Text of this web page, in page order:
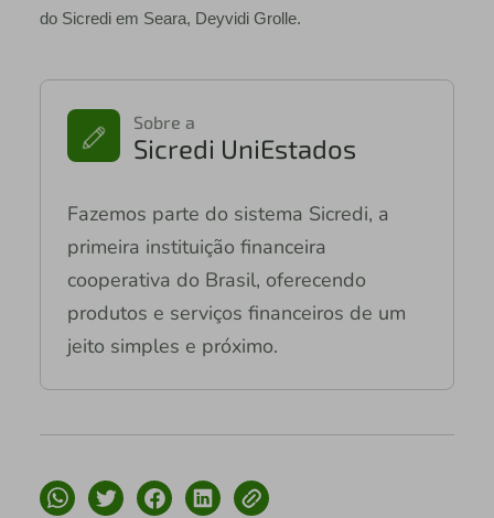
do Sicredi em Seara, Deyvidi Grolle.
Sobre a
Sicredi UniEstados
Fazemos parte do sistema Sicredi, a
primeira instituição financeira
cooperativa do Brasil, oferecendo
produtos e serviços financeiros de um
jeito simples e próximo.